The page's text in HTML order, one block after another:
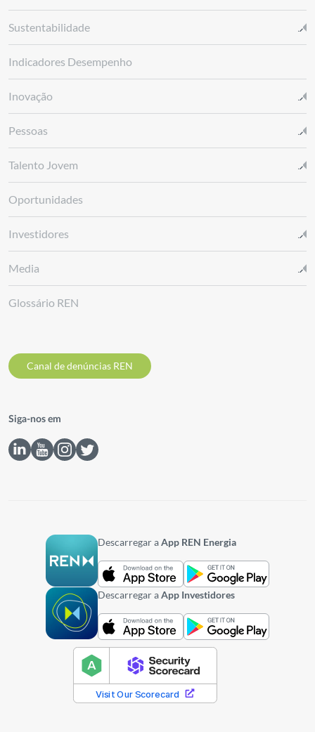
Sustentabilidade
Indicadores Desempenho
Inovação
Pessoas
Talento Jovem
Oportunidades
Investidores
Media
Glossário REN
Canal de denúncias REN
Siga-nos em
Descarregar aApp REN Energia
Descarregar aApp Investidores